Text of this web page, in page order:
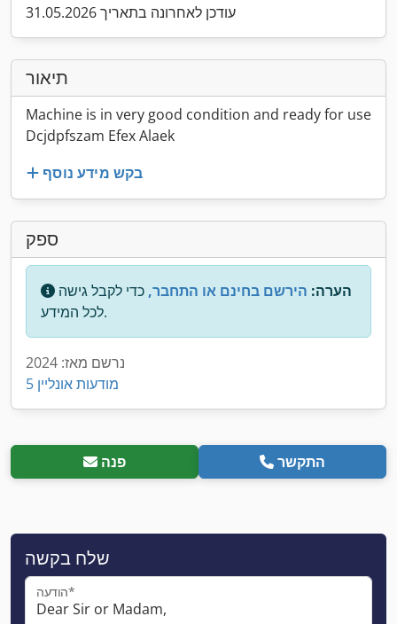
עודכן לאחרונה בתאריך 31.05.2026
תיאור
Machine is in very good condition and ready for use
Dcjdpfszam Efex Alaek
בקש מידע נוסף
ספק
הערה: הירשם בחינם או התחבר, כדי לקבל גישה
לכל המידע.
נרשם מאז: 2024
5 מודעות אונליין
פנה התקשר
שלח בקשה
הודעה*